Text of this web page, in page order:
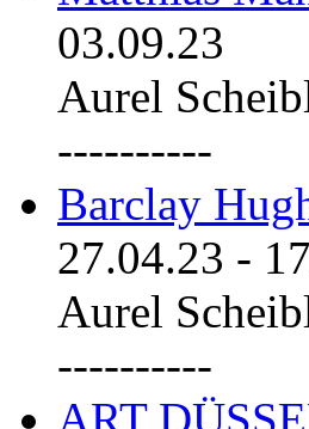
03.09.23
Aurel
----------
Barclay
27.04.23 -
Aurel
----------
ART